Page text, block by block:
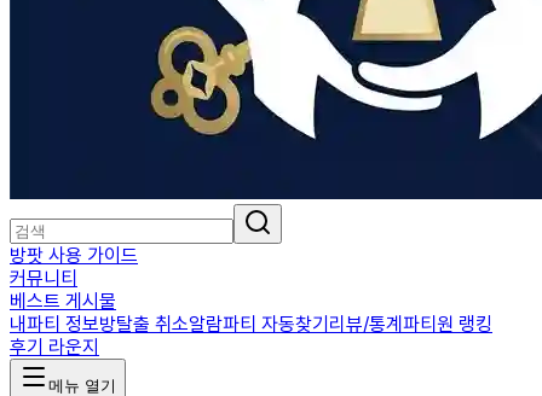
방팟 사용 가이드
커뮤니티
베스트 게시물
내파티 정보방탈출 취소알람파티 자동찾기리뷰/통계파티원 랭킹
후기 라운지
메뉴 열기